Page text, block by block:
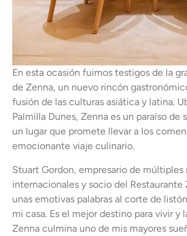
En esta ocasión fuimos testigos de la
de Zenna, un nuevo rincón
fusión de las culturas asiática y latina.
Palmilla Dunes, Zenna es un paraíso de
un lugar que promete llevar a los
emocionante viaje culinario.
Stuart Gordon, empresario de múltiples
internacionales y socio del Restaurante
unas emotivas palabras al corte de
mi casa. Es el mejor destino para vivir y
Zenna culmina uno de mis mayores